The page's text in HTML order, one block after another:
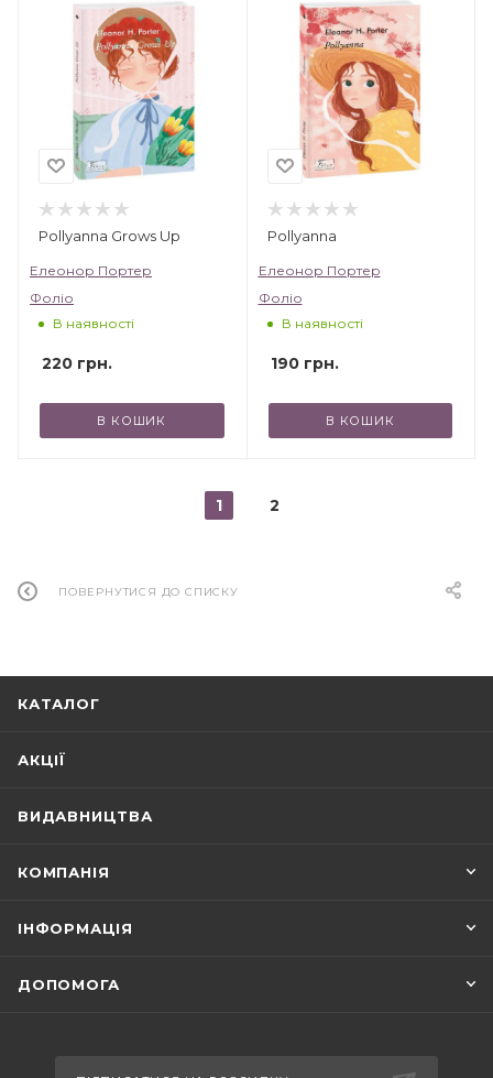
Pollyanna Grows Up
Елеонор Портер
Фоліо
В наявності
220 грн.
В КОШИК
Pollyanna
Елеонор Портер
Фоліо
В наявності
190грн.
В КОШИК
1 2
ПОВЕРНУТИСЯ ДО СПИСКУ
КАТАЛОГ
АКЦІЇ
ВИДАВНИЦТВА
КОМПАНІЯ
ІНФОРМАЦІЯ
ДОПОМОГА